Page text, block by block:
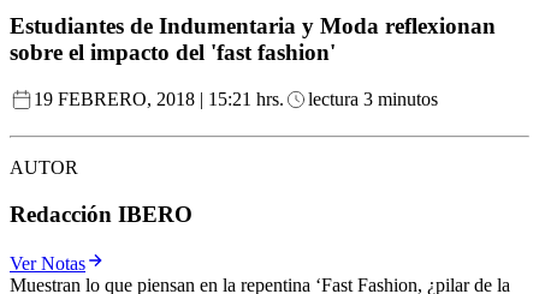
Estudiantes de Indumentaria y Moda reflexionan
sobre el impacto del 'fast fashion'
19 FEBRERO, 2018 | 15:21 hrs. lectura 3 minutos
AUTOR
Redacción IBERO
Ver Notas
Muestran lo que piensan en la repentina ‘Fast Fashion, ¿pilar de la